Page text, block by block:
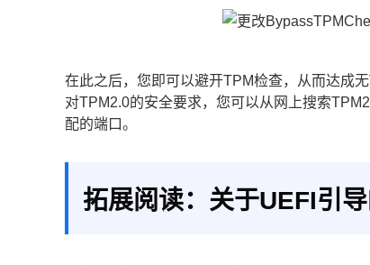
在此之后，您即可以避开TPM检查，从而达成
对TPM2.0的安全要求，您可以从网上搜索
配的端口。
拓展阅读：关于UEFI引